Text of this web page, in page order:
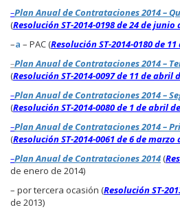
–Plan Anual de Contrataciones 2014 –
(Resolución ST-2014-0198 de 24 de junio
–a – PAC (Resolución ST-2014-0180 de
–Plan Anual de Contrataciones 2014 –
(Resolución ST-2014-0097 de 11 de abril
–Plan Anual de Contrataciones 2014 –
(Resolución ST-2014-0080 de 1 de abril
–Plan Anual de Contrataciones 2014 –
(Resolución ST-2014-0061 de 6 de marzo
–Plan Anual de Contrataciones 2014(
de enero de 2014)
– por tercera ocasión (Resolución ST-
de 2013)